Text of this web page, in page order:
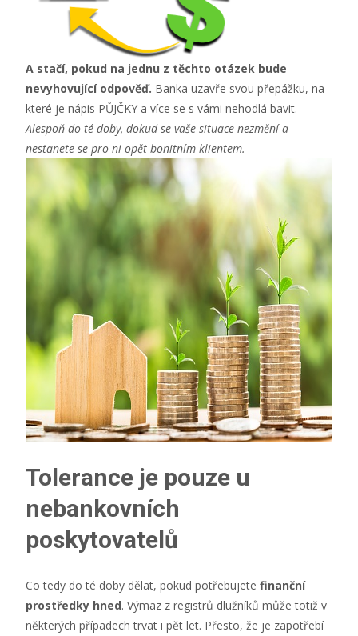
A stačí, pokud na jednu z těchto otázek bude
nevyhovující odpověď. Banka uzavře svou přepážku, na
které je nápis PŮJČKY a více se s vámi nehodlá bavit.
Alespoň do té doby, dokud se vaše situace nezmění a
nestanete se pro ni opět bonitním klientem.
Tolerance je pouze u
nebankovních
poskytovatelů
Co tedy do té doby dělat, pokud potřebujete finanční
prostředky hned. Výmaz z registrů dlužníků může totiž v
některých případech trvat i pět let. Přesto, že je zapotřebí